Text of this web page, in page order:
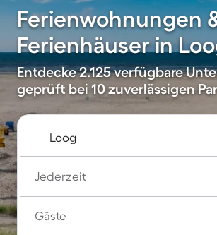
Ferienwohnungen
Ferienhäuser in
Entdecke 2.125 verfügbare
geprüft bei 10 zuverlässigen
Jederzeit
Gäste